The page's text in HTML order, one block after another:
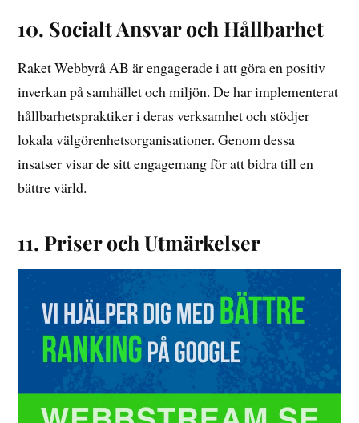
10. Socialt Ansvar och Hållbarhet
Raket Webbyrå AB är engagerade i att göra en positiv
inverkan på samhället och miljön. De har implementerat
hållbarhetspraktiker i deras verksamhet och stödjer
lokala välgörenhetsorganisationer. Genom dessa
insatser visar de sitt engagemang för att bidra till en
bättre värld.
11. Priser och Utmärkelser